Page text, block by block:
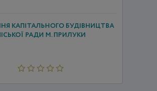
КАПІТАЛЬНОГО БУДІВНИЦТВА
РАДИ М. ПРИЛУКИ